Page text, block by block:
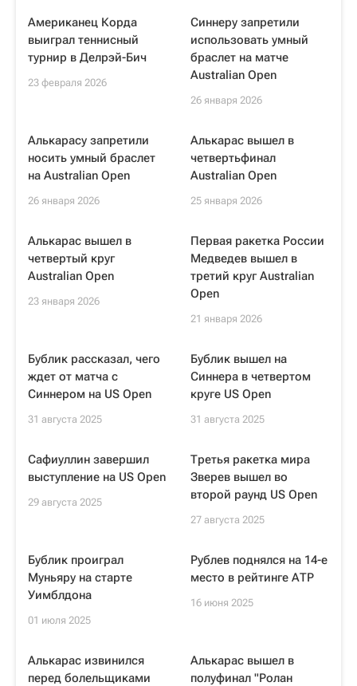
Американец Корда
выиграл теннисный
турнир в Делрэй-Бич
23 февраля 2026
Синнеру запретили
использовать умный
браслет на матче
Australian Open
26 января 2026
Алькарасу запретили
носить умный браслет
на Australian Open
26 января 2026
Алькарас вышел в
четвертьфинал
Australian Open
25 января 2026
Алькарас вышел в
четвертый круг
Australian Open
23 января 2026
Первая ракетка России
Медведев вышел в
третий круг Australian
Open
21 января 2026
Бублик рассказал, чего
ждет от матча с
Синнером на US Open
31 августа 2025
Бублик вышел на
Синнера в четвертом
круге US Open
31 августа 2025
Сафиуллин завершил
выступление на US Open
29 августа 2025
Третья ракетка мира
Зверев вышел во
второй раунд US Open
27 августа 2025
Бублик проиграл
Муньяру на старте
Уимблдона
01 июля 2025
Рублев поднялся на 14-е
место в рейтинге АТР
16 июня 2025
Алькарас извинился
перед болельщиками
Алькарас вышел в
полуфинал "Ролан